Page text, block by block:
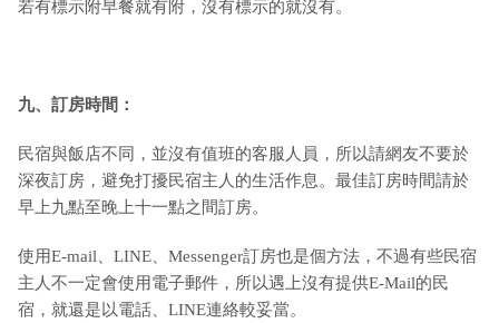
若有標示附早餐就有附，沒有標示的就沒有。
九、訂房時間：
民宿與飯店不同，並沒有值班的客服人員，所以請網友不要於
深夜訂房，避免打擾民宿主人的生活作息。最佳訂房時間請於
早上九點至晚上十一點之間訂房。
使用E-mail、LINE、Messenger訂房也是個方法，不過有些民宿
主人不一定會使用電子郵件，所以遇上沒有提供E-Mail的民
宿，就還是以電話、LINE連絡較妥當。